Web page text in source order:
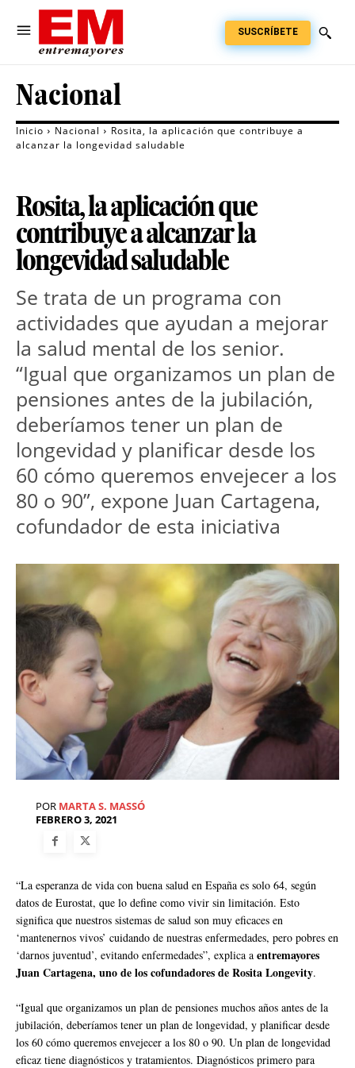
SUSCRÍBETE
Nacional
Inicio Nacional
Rosita, la aplicación que contribuye a
alcanzar la longevidad saludable
Rosita, la aplicación que
contribuye a alcanzar la
longevidad saludable
Se trata de un programa con
actividades que ayudan a mejorar
la salud mental de los senior.
“Igual que organizamos un plan de
pensiones antes de la jubilación,
deberíamos tener un plan de
longevidad y planificar desde los
60 cómo queremos envejecer a los
80 o 90”, expone Juan Cartagena,
cofundador de esta iniciativa
POR MARTA S. MASSÓ
FEBRERO 3, 2021
“La esperanza de vida con buena salud en España es solo 64, según
datos de Eurostat, que lo define como vivir sin limitación. Esto
significa que nuestros sistemas de salud son muy eficaces en
‘mantenernos vivos’ cuidando de nuestras enfermedades, pero pobres en
‘darnos juventud’, evitando enfermedades”, explica a entremayores
Juan Cartagena, uno de los cofundadores de Rosita Longevity.
“Igual que organizamos un plan de pensiones muchos años antes de la
jubilación, deberíamos tener un plan de longevidad, y planificar desde
los 60 cómo queremos envejecer a los 80 o 90. Un plan de longevidad
eficaz tiene diagnósticos y tratamientos. Diagnósticos primero para